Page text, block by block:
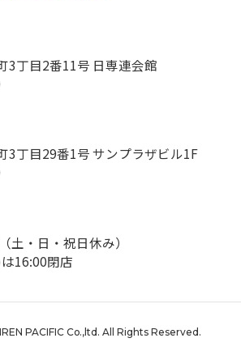
3丁目2番11号 日専連会館
3丁目29番1号 サンプラザビル1F
土・日・祝日休み）
16:00閉店
PACIFIC Co.,ltd. All Rights Reserved.